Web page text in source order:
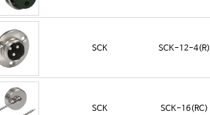
SCK SCK-12-4(R)
SCK SCK-16(RC)